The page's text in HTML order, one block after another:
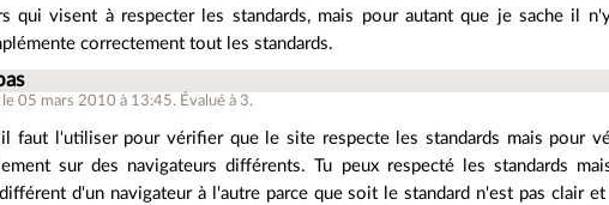
qui visent à respecter les standards, mais pour autant que je sache il
correctement tout les standards.
le 05 mars 2010 à 13:45. Évalué à 3.
faut l'utiliser pour vérifier que le site respecte les standards mais pour
sur des navigateurs différents. Tu peux respecté les standards
d'un navigateur à l'autre parce que soit le standard n'est pas clair